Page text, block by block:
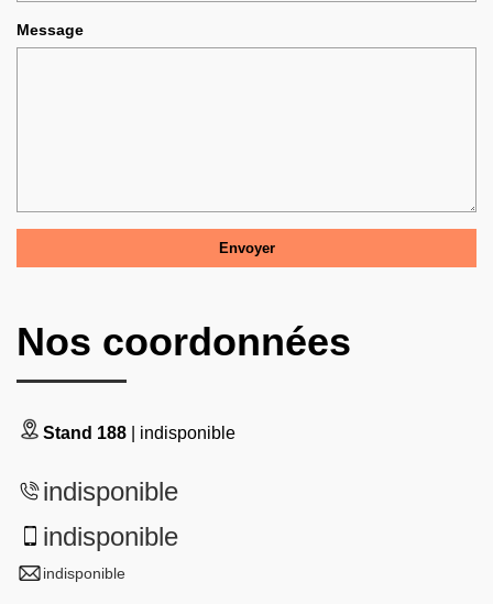
Message
Nos coordonnées
Stand 188 | indisponible
indisponible
indisponible
indisponible